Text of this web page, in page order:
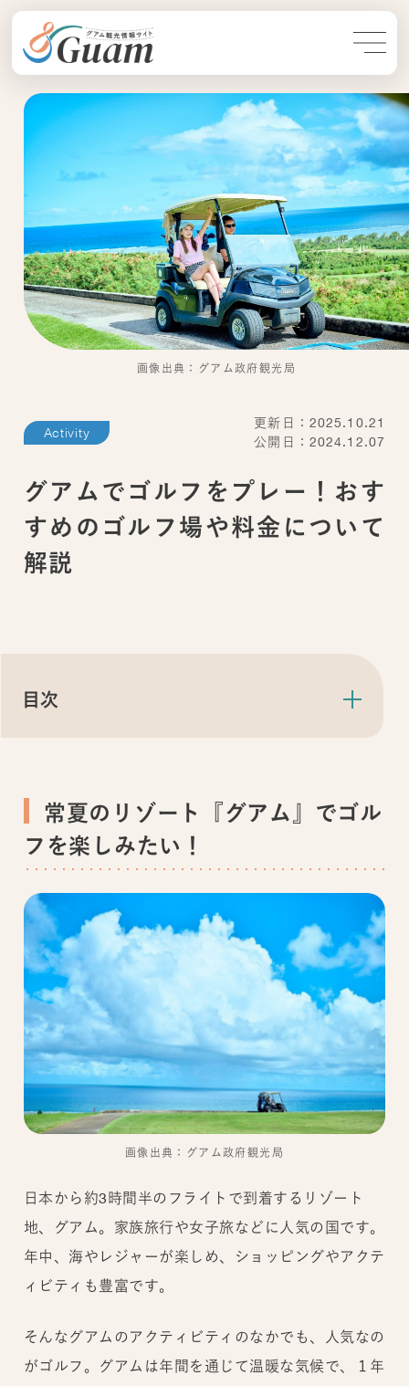
画像出典：グアム政府観光局
Activity
更新日：2025.10.21
公開日：2024.12.07
グアムでゴルフをプレー！おす
すめのゴルフ場や料金について
解説
目次
常夏のリゾート『グアム』でゴル
フを楽しみたい！
画像出典：グアム政府観光局
日本から約3時間半のフライトで到着するリゾート
地、グアム。家族旅行や女子旅などに人気の国です。
年中、海やレジャーが楽しめ、ショッピングやアクテ
ィビティも豊富です。
そんなグアムのアクティビティのなかでも、人気なの
がゴルフ。グアムは年間を通じて温暖な気候で、１年